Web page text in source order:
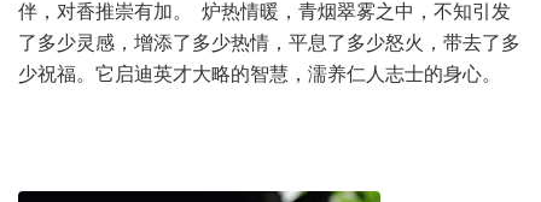
伴，对香推崇有加。 炉热情暖，青烟翠雾之中，不知引发
了多少灵感，增添了多少热情，平息了多少怒火，带去了多
少祝福。它启迪英才大略的智慧，濡养仁人志士的身心。